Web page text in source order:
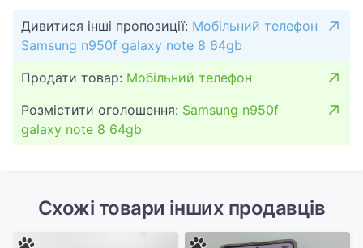
Дивитися інші пропозиції: Мобільний телефон
Samsung n950f galaxy note 8 64gb
Продати товар: Мобільний телефон
Розмістити оголошення: Samsung n950f
galaxy note 8 64gb
Схожі товари інших продавців